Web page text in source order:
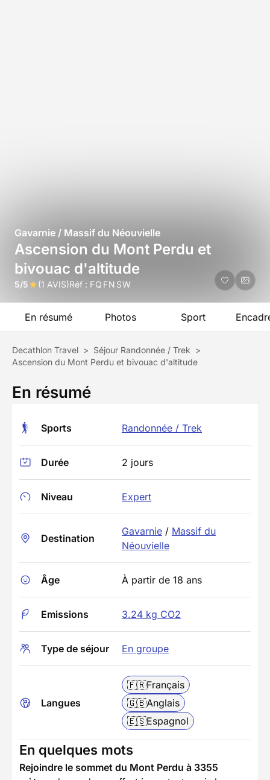
Gavarnie / Massif du Néouvielle
Ascension du Mont Perdu et
bivouac d'altitude
5/5 (1 AVIS)Réf : FQFNSW
En résumé Photos Sport
Decathlon Travel > Séjour Randonnée / Trek >
Ascension du Mont Perdu et bivouac d'altitude
En résumé
Sports Randonnée / Trek
Durée 2 jours
Niveau Expert
Destination
Gavarnie / Massif du
Néouvielle
Âge À partir de 18 ans
Emissions 3.24 kg CO2
Type de séjour En groupe
Langues
🇫🇷Français
🇬🇧Anglais
🇪🇸Espagnol
En quelques mots
Rejoindre le sommet du Mont Perdu à 3355